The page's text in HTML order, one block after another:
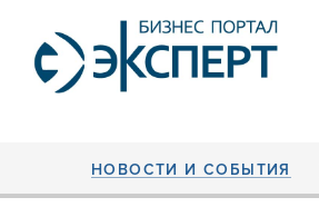
НОВОСТИ И СОБЫТИЯ